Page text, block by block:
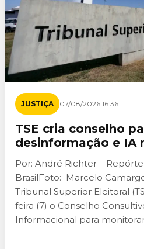
JUSTIÇA 07/08/2026 16:36
TSE cria conselho
desinformação e IA
Por: André Richter –
BrasilFoto: Marcelo
Tribunal Superior Eleitoral
feira (7) o Conselho
Informacional para monitorar